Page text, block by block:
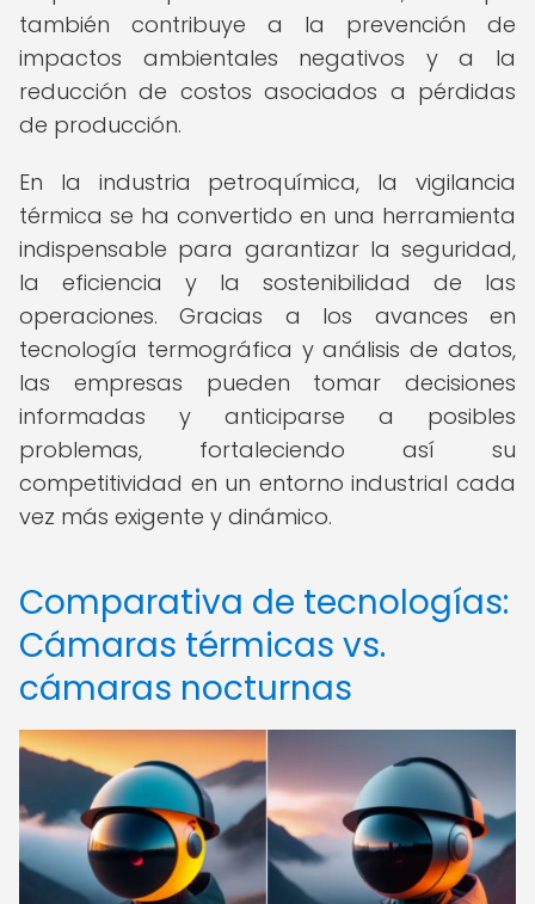
también contribuye a la prevención de
impactos ambientales negativos y a la
reducción de costos asociados a pérdidas
de producción.
En la industria petroquímica, la vigilancia
térmica se ha convertido en una herramienta
indispensable para garantizar la seguridad,
la eficiencia y la sostenibilidad de las
operaciones. Gracias a los avances en
tecnología termográfica y análisis de datos,
las empresas pueden tomar decisiones
informadas y anticiparse a posibles
problemas, fortaleciendo así su
competitividad en un entorno industrial cada
vez más exigente y dinámico.
Comparativa de tecnologías:
Cámaras térmicas vs.
cámaras nocturnas